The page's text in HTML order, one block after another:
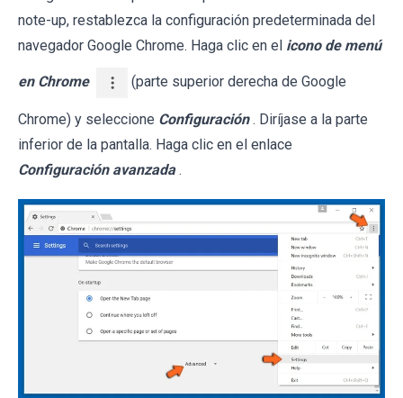
note-up, restablezca la configuración predeterminada del
navegador Google Chrome. Haga clic en el icono de menú
en Chrome (parte superior derecha de Google
Chrome) y seleccione Configuración . Diríjase a la parte
inferior de la pantalla. Haga clic en el enlace
Configuración avanzada .